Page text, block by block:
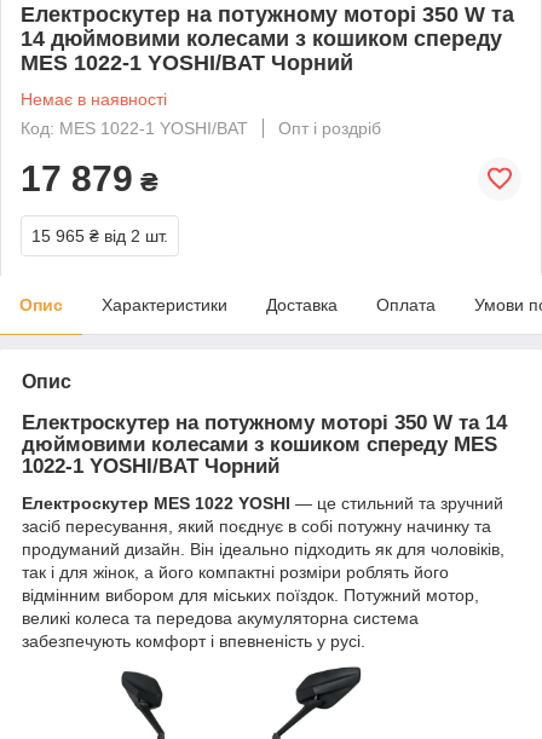
Електроскутер на потужному моторі 350 W та
14 дюймовими колесами з кошиком спереду
MES 1022-1 YOSHI/BAT Чорний
Немає в наявності
Код: MES 1022-1 YOSHI/BAT
Опт і роздріб
17 879 ₴
15 965 ₴ від 2 шт.
Опис Характеристики Доставка Оплата Умови
Опис
Електроскутер на потужному моторі 350 W та 14
дюймовими колесами з кошиком спереду MES
1022-1 YOSHI/BAT Чорний
Електроскутер MES 1022 YOSHI — це стильний та зручний
засіб пересування, який поєднує в собі потужну начинку та
продуманий дизайн. Він ідеально підходить як для чоловіків,
так і для жінок, а його компактні розміри роблять його
відмінним вибором для міських поїздок. Потужний мотор,
великі колеса та передова акумуляторна система
забезпечують комфорт і впевненість у русі.